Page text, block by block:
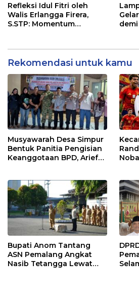
Refleksi Idul Fitri oleh
Walis Erlangga Firera,
S.STP: Momentum
Rekomendasi untuk kamu
Musyawarah Desa Simpur
Bentuk Panitia Pengisian
Keanggotaan BPD, Arief
Bupati Anom Tantang
ASN Pemalang Angkat
Nasib Tetangga Lewat